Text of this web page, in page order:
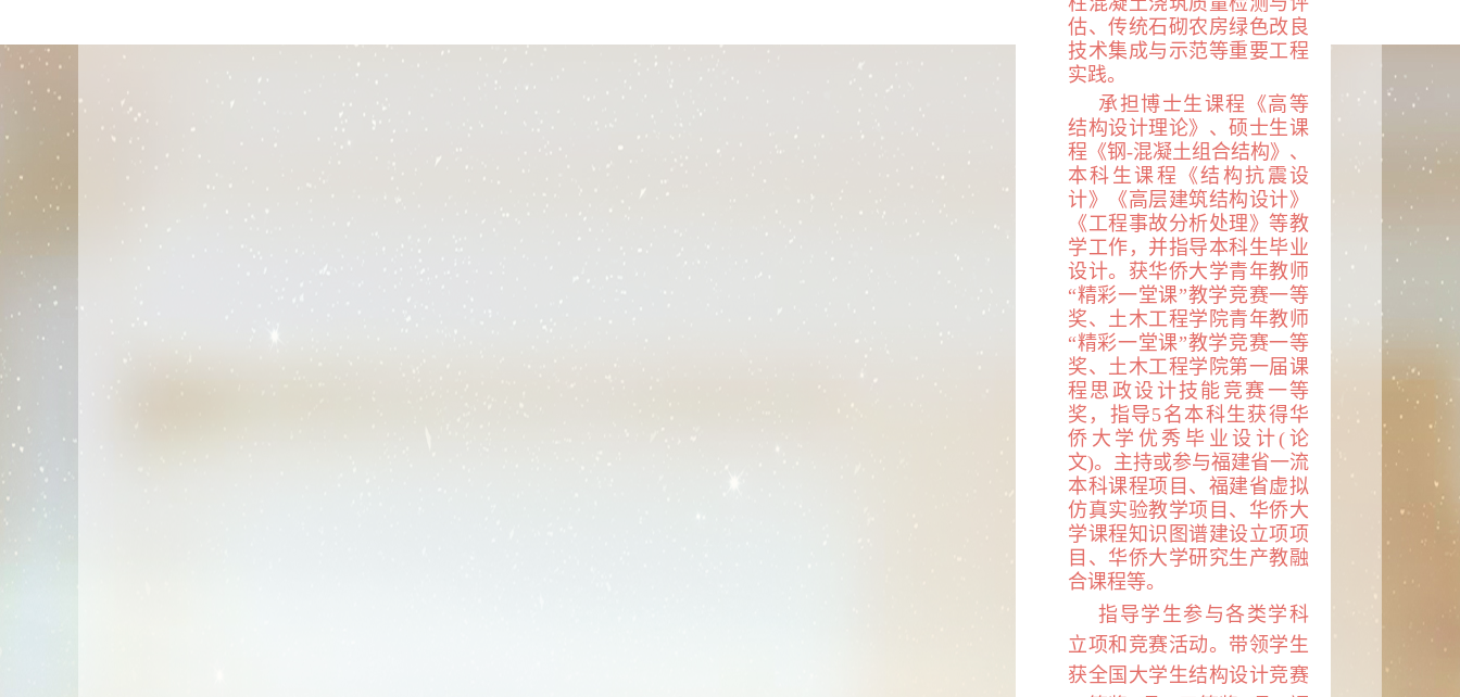
估、传统石砌农房绿色改良
技术集成与示范等重要工程
实践。
承担博士生课程《高等
结构设计理论》、硕士生课
程《钢-混凝土组合结构》、
本科生课程《结构抗震设
计》《高层建筑结构设计》
《工程事故分析处理》等教
学工作，并指导本科生毕业
设计。获华侨大学青年教师
“精彩一堂课”教学竞赛一等
奖、土木工程学院青年教师
“精彩一堂课”教学竞赛一等
奖、土木工程学院第一届课
程思政设计技能竞赛一等
奖，指导5名本科生获得华
侨大学优秀毕业设计(论
文)。主持或参与福建省一流
本科课程项目、福建省虚拟
仿真实验教学项目、华侨大
学课程知识图谱建设立项项
目、华侨大学研究生产教融
合课程等。
指导学生参与各类学科
立项和竞赛活动。带领学生
获全国大学生结构设计竞赛